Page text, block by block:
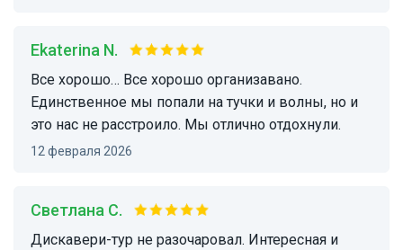
Ekaterina N.
Все хорошо… Все хорошо организавано.
Единственное мы попали на тучки и волны, но и
это нас не расстроило. Мы отлично отдохнули.
12 февраля 2026
Светлана С.
Дискавери-тур не разочаровал. Интересная и